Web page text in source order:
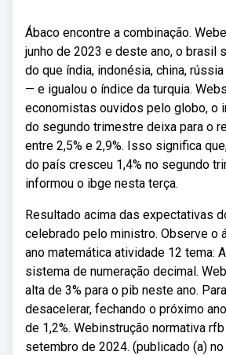
Ábaco encontre a combinação.
junho de 2023 e deste ano, o brasil
do que índia, indonésia, china,
— e igualou o índice da turquia.
economistas ouvidos pelo globo, o
do segundo trimestre deixa para o
entre 2,5% e 2,9%. Isso significa
do país cresceu 1,4% no segundo
informou o ibge nesta terça.
Resultado acima das expectativas
celebrado pelo ministro. Observe o
ano matemática atividade 12 tema:
sistema de numeração decimal.
alta de 3% para o pib neste ano.
desacelerar, fechando o próximo
de 1,2%. Webinstrução normativa
setembro de 2024. (publicado (a)